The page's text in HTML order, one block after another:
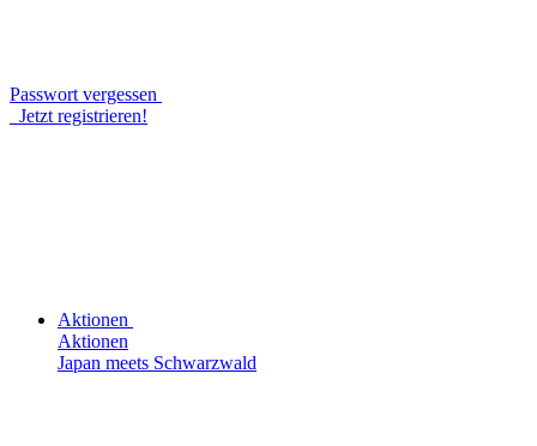
Passwort vergessen
Jetzt registrieren!
Aktionen
Aktionen
Japan meets Schwarzwald